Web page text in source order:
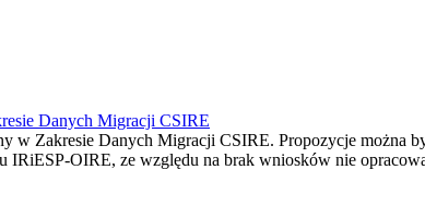
Danych Migracji CSIRE
Zakresie Danych Migracji CSIRE. Propozycje można
OIRE, ze względu na brak wniosków nie